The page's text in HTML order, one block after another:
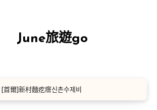
June旅遊go
[首爾]新村麵疙瘩신촌수제비